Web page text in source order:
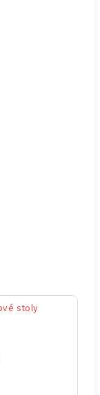
stoly